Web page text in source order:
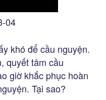
04
khó để cầu nguyện.
quyết tâm cầu
giờ khắc phục hoàn
Tại sao?